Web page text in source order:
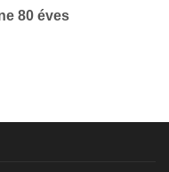
80 éves